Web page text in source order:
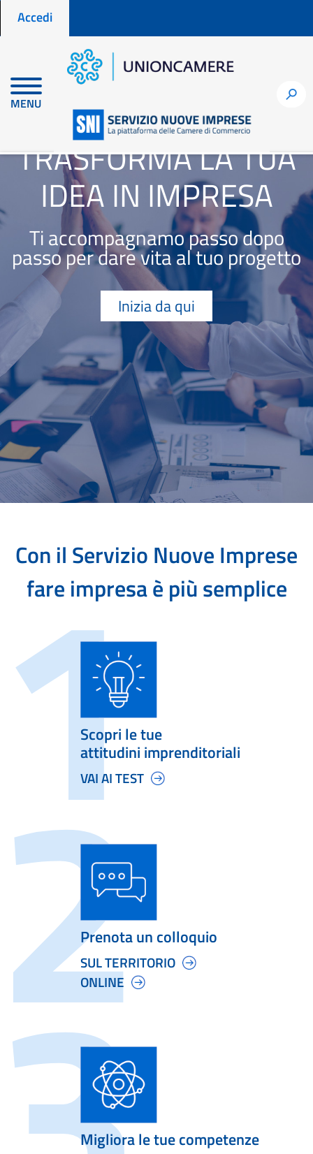
principale
Menu profilo utente
Accedi
MENU
h
TRASFORMA LA TUA
IDEA IN IMPRESA
Ti accompagnamo passo dopo
passo per dare vita al tuo progetto
Inizia da qui
Con il Servizio Nuove Imprese
fare impresa è più semplice
Scopri le tue
attitudini imprenditoriali
VAI AI TEST
Prenota un colloquio
SUL TERRITORIO
ONLINE
Migliora le tue competenze